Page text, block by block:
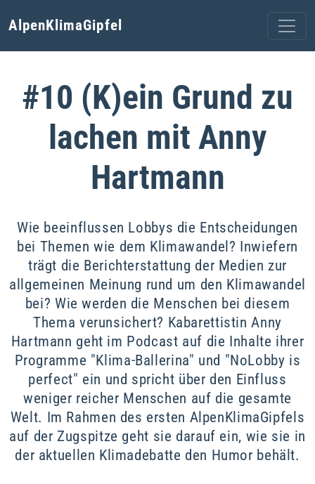
AlpenKlimaGipfel
#10 (K)ein Grund zu
lachen mit Anny
Hartmann
Wie beeinflussen Lobbys die Entscheidungen
bei Themen wie dem Klimawandel? Inwiefern
trägt die Berichterstattung der Medien zur
allgemeinen Meinung rund um den Klimawandel
bei? Wie werden die Menschen bei diesem
Thema verunsichert? Kabarettistin Anny
Hartmann geht im Podcast auf die Inhalte ihrer
Programme "Klima-Ballerina" und "NoLobby is
perfect" ein und spricht über den Einfluss
weniger reicher Menschen auf die gesamte
Welt. Im Rahmen des ersten AlpenKlimaGipfels
auf der Zugspitze geht sie darauf ein, wie sie in
der aktuellen Klimadebatte den Humor behält.